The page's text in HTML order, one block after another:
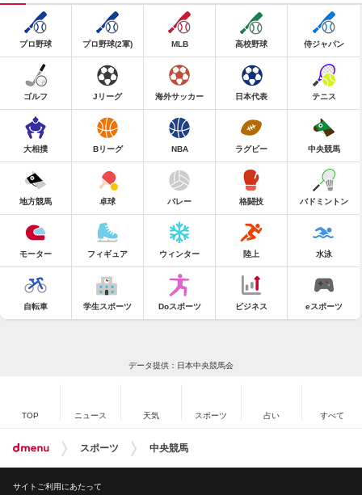
プロ野球 プロ野球(2軍) MLB 高校野球 侍ジャパン
ゴルフ Jリーグ 海外サッカー 日本代表 テニス
大相撲 Bリーグ NBA ラグビー 中央競馬
地方競馬 卓球 バレー 格闘技 バドミントン
モーター フィギュア ウィンター 陸上 水泳
自転車 学生スポーツ Doスポーツ ビジネス eスポーツ
データ提供：日本中央競馬会
TOP ニュース 天気 スポーツ 占い すべて
スポーツ 中央競馬
サイトご利用にあたって